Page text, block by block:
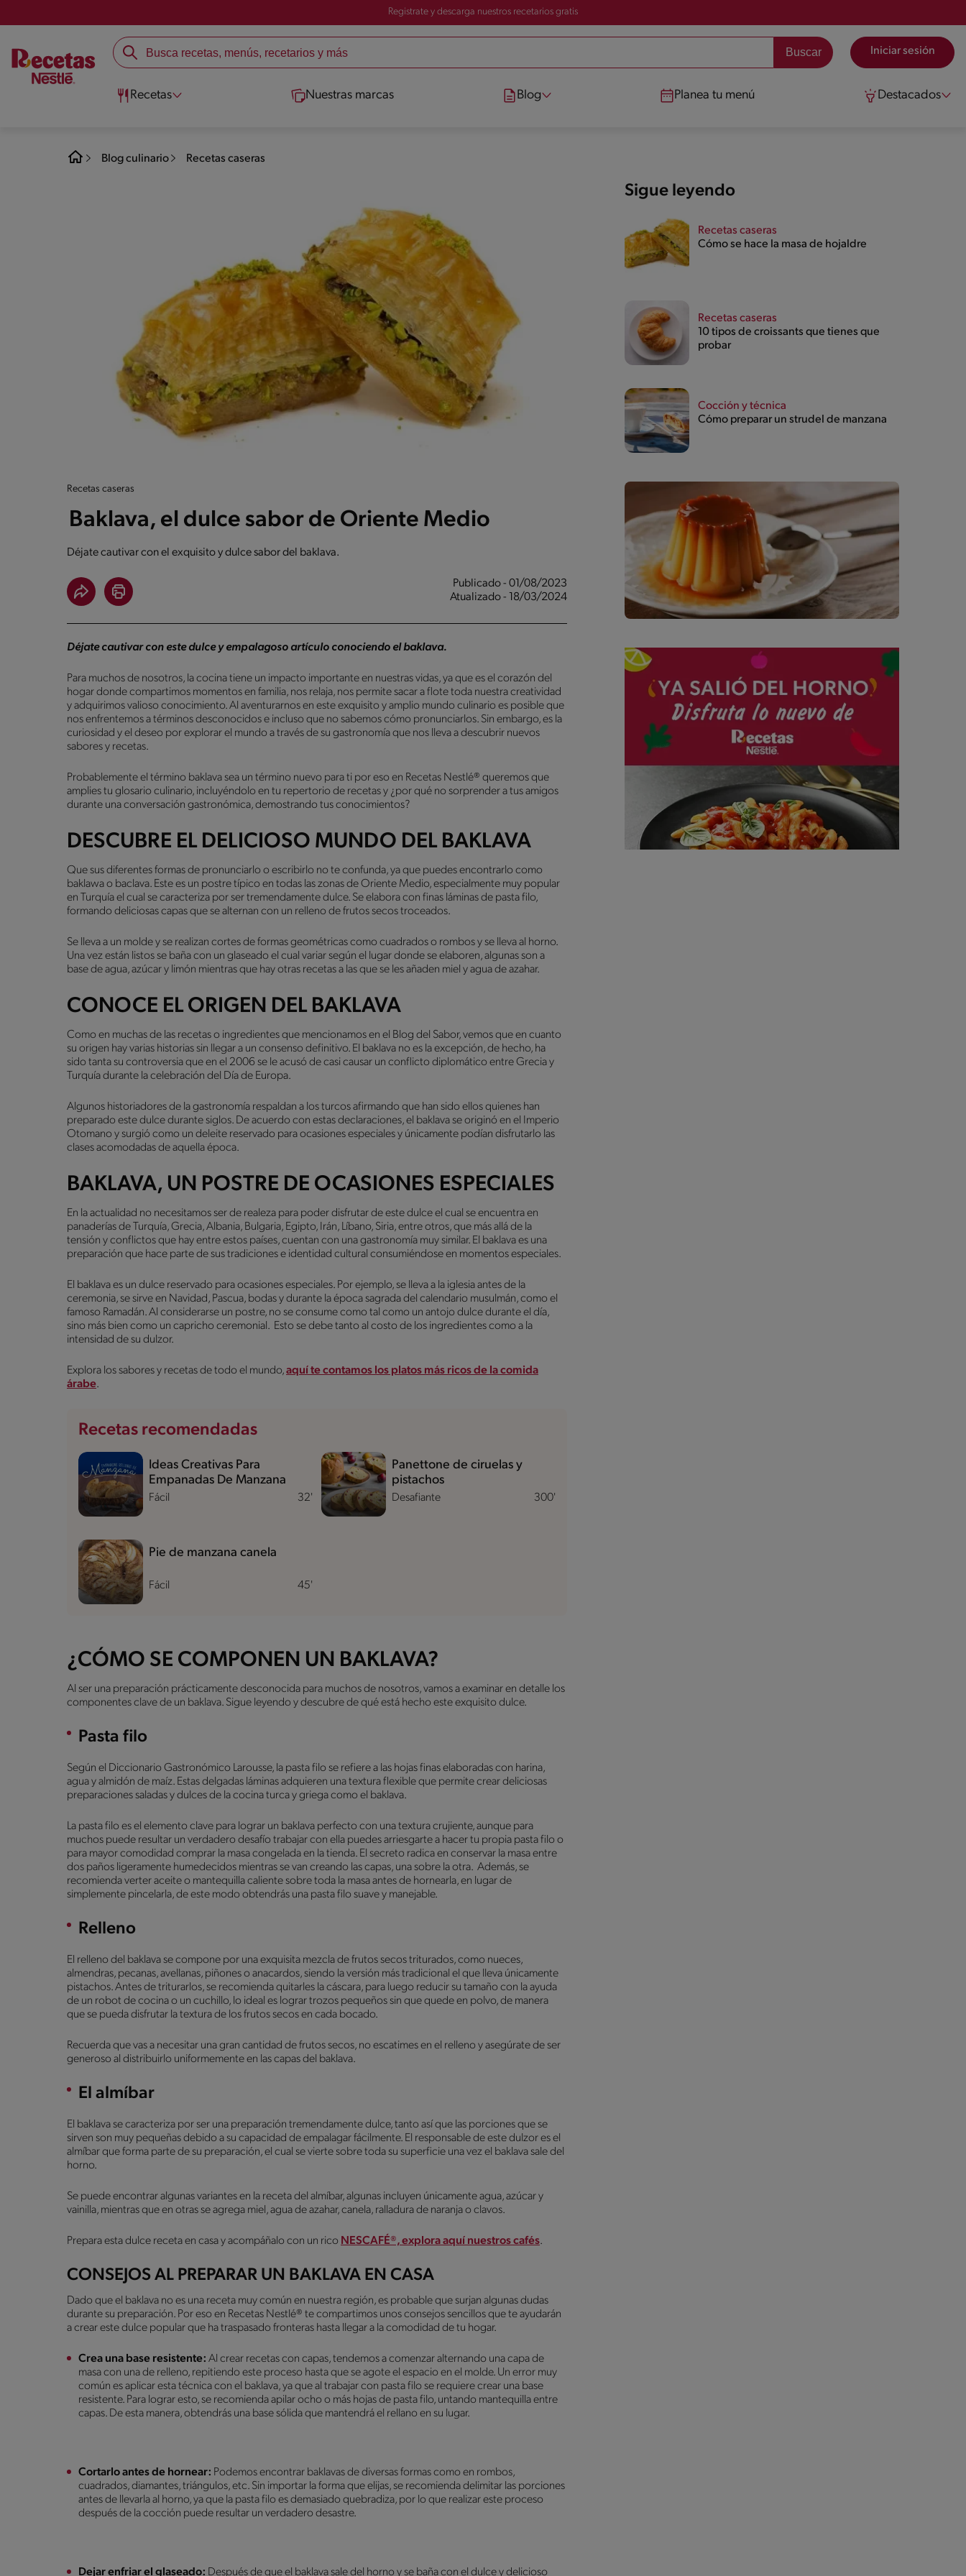
Registrate y descarga nuestros recetarios gratis
Iniciar sesión
Recetas Nuestras marcas Blog Planea tu menú Destacados
Blog culinario Recetas caseras
Recetas caseras
Baklava, el dulce sabor de Oriente Medio
Déjate cautivar con el exquisito y dulce sabor del baklava.
Publicado - 01/08/2023
Atualizado - 18/03/2024
Déjate cautivar con este dulce y empalagoso artículo conociendo el baklava.
Para muchos de nosotros, la cocina tiene un impacto importante en nuestras vidas, ya que es el corazón del
hogar donde compartimos momentos en familia, nos relaja, nos permite sacar a flote toda nuestra creatividad
y adquirimos valioso conocimiento. Al aventurarnos en este exquisito y amplio mundo culinario es posible que
nos enfrentemos a términos desconocidos e incluso que no sabemos cómo pronunciarlos. Sin embargo, es la
curiosidad y el deseo por explorar el mundo a través de su gastronomía que nos lleva a descubrir nuevos
sabores y recetas.
Probablemente el término baklava sea un término nuevo para ti por eso en Recetas Nestlé® queremos que
amplies tu glosario culinario, incluyéndolo en tu repertorio de recetas y ¿por qué no sorprender a tus amigos
durante una conversación gastronómica, demostrando tus conocimientos?
DESCUBRE EL DELICIOSO MUNDO DEL BAKLAVA
Que sus diferentes formas de pronunciarlo o escribirlo no te confunda, ya que puedes encontrarlo como
baklawa o baclava. Este es un postre típico en todas las zonas de Oriente Medio, especialmente muy popular
en Turquía el cual se caracteriza por ser tremendamente dulce. Se elabora con finas láminas de pasta filo,
formando deliciosas capas que se alternan con un relleno de frutos secos troceados.
Se lleva a un molde y se realizan cortes de formas geométricas como cuadrados o rombos y se lleva al horno.
Una vez están listos se baña con un glaseado el cual variar según el lugar donde se elaboren, algunas son a
base de agua, azúcar y limón mientras que hay otras recetas a las que se les añaden miel y agua de azahar.
CONOCE EL ORIGEN DEL BAKLAVA
Como en muchas de las recetas o ingredientes que mencionamos en el Blog del Sabor, vemos que en cuanto
su origen hay varias historias sin llegar a un consenso definitivo. El baklava no es la excepción, de hecho, ha
sido tanta su controversia que en el 2006 se le acusó de casi causar un conflicto diplomático entre Grecia y
Turquía durante la celebración del Día de Europa.
Algunos historiadores de la gastronomía respaldan a los turcos afirmando que han sido ellos quienes han
preparado este dulce durante siglos. De acuerdo con estas declaraciones, el baklava se originó en el Imperio
Otomano y surgió como un deleite reservado para ocasiones especiales y únicamente podían disfrutarlo las
clases acomodadas de aquella época.
BAKLAVA, UN POSTRE DE OCASIONES ESPECIALES
En la actualidad no necesitamos ser de realeza para poder disfrutar de este dulce el cual se encuentra en
panaderías de Turquía, Grecia, Albania, Bulgaria, Egipto, Irán, Líbano, Siria, entre otros, que más allá de la
tensión y conflictos que hay entre estos países, cuentan con una gastronomía muy similar. El baklava es una
preparación que hace parte de sus tradiciones e identidad cultural consumiéndose en momentos especiales.
El baklava es un dulce reservado para ocasiones especiales. Por ejemplo, se lleva a la iglesia antes de la
ceremonia, se sirve en Navidad, Pascua, bodas y durante la época sagrada del calendario musulmán, como el
famoso Ramadán. Al considerarse un postre, no se consume como tal como un antojo dulce durante el día,
sino más bien como un capricho ceremonial. Esto se debe tanto al costo de los ingredientes como a la
intensidad de su dulzor.
Explora los sabores y recetas de todo el mundo,aquí te contamos los platos más ricos de la comida
árabe.
Recetas recomendadas
Fácil 32'
Ideas Creativas Para
Empanadas De Manzana
Desafiante 300'
Panettone de ciruelas y
pistachos
Fácil 45'
Pie de manzana canela
¿CÓMO SE COMPONEN UN BAKLAVA?
Al ser una preparación prácticamente desconocida para muchos de nosotros, vamos a examinar en detalle los
componentes clave de un baklava. Sigue leyendo y descubre de qué está hecho este exquisito dulce.
Pasta filo
Según el Diccionario Gastronómico Larousse, la pasta filo se refiere a las hojas finas elaboradas con harina,
agua y almidón de maíz. Estas delgadas láminas adquieren una textura flexible que permite crear deliciosas
preparaciones saladas y dulces de la cocina turca y griega como el baklava.
La pasta filo es el elemento clave para lograr un baklava perfecto con una textura crujiente, aunque para
muchos puede resultar un verdadero desafío trabajar con ella puedes arriesgarte a hacer tu propia pasta filo o
para mayor comodidad comprar la masa congelada en la tienda. El secreto radica en conservar la masa entre
dos paños ligeramente humedecidos mientras se van creando las capas, una sobre la otra. Además, se
recomienda verter aceite o mantequilla caliente sobre toda la masa antes de hornearla, en lugar de
simplemente pincelarla, de este modo obtendrás una pasta filo suave y manejable.
Relleno
El relleno del baklava se compone por una exquisita mezcla de frutos secos triturados, como nueces,
almendras, pecanas, avellanas, piñones o anacardos, siendo la versión más tradicional el que lleva únicamente
pistachos. Antes de triturarlos, se recomienda quitarles la cáscara, para luego reducir su tamaño con la ayuda
de un robot de cocina o un cuchillo, lo ideal es lograr trozos pequeños sin que quede en polvo, de manera
que se pueda disfrutar la textura de los frutos secos en cada bocado.
Recuerda que vas a necesitar una gran cantidad de frutos secos, no escatimes en el relleno y asegúrate de ser
generoso al distribuirlo uniformemente en las capas del baklava.
El almíbar
El baklava se caracteriza por ser una preparación tremendamente dulce, tanto así que las porciones que se
sirven son muy pequeñas debido a su capacidad de empalagar fácilmente. El responsable de este dulzor es el
almíbar que forma parte de su preparación, el cual se vierte sobre toda su superficie una vez el baklava sale del
horno.
Se puede encontrar algunas variantes en la receta del almíbar, algunas incluyen únicamente agua, azúcar y
vainilla, mientras que en otras se agrega miel, agua de azahar, canela, ralladura de naranja o clavos.
Prepara esta dulce receta en casa y acompáñalo con un rico NESCAFÉ®, explora aquí nuestros cafés.
CONSEJOS AL PREPARAR UN BAKLAVA EN CASA
Dado que el baklava no es una receta muy común en nuestra región, es probable que surjan algunas dudas
durante su preparación. Por eso en Recetas Nestlé® te compartimos unos consejos sencillos que te ayudarán
a crear este dulce popular que ha traspasado fronteras hasta llegar a la comodidad de tu hogar.
Crea una base resistente: Al crear recetas con capas, tendemos a comenzar alternando una capa de
masa con una de relleno, repitiendo este proceso hasta que se agote el espacio en el molde. Un error muy
común es aplicar esta técnica con el baklava, ya que al trabajar con pasta filo se requiere crear una base
resistente. Para lograr esto, se recomienda apilar ocho o más hojas de pasta filo, untando mantequilla entre
capas. De esta manera, obtendrás una base sólida que mantendrá el rellano en su lugar.
Cortarlo antes de hornear: Podemos encontrar baklavas de diversas formas como en rombos,
cuadrados, diamantes, triángulos, etc. Sin importar la forma que elijas, se recomienda delimitar las porciones
antes de llevarla al horno, ya que la pasta filo es demasiado quebradiza, por lo que realizar este proceso
después de la cocción puede resultar un verdadero desastre.
Dejar enfriar el glaseado: Después de que el baklava sale del horno y se baña con el dulce y delicioso
Sigue leyendo
Recetas caseras
Cómo se hace la masa de hojaldre
Recetas caseras
10 tipos de croissants que tienes que
probar
Cocción y técnica
Cómo preparar un strudel de manzana